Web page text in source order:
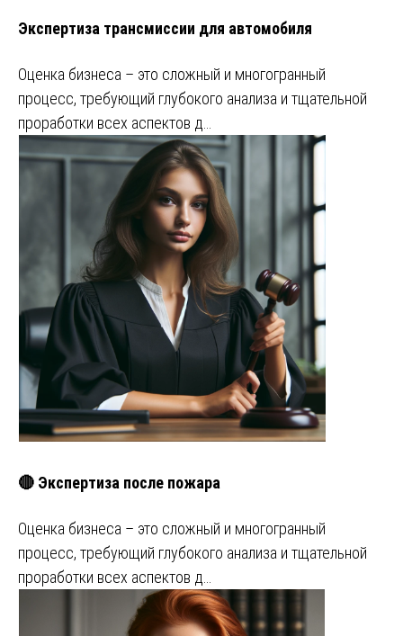
Экспертиза трансмиссии для автомобиля
Оценка бизнеса – это сложный и многогранный
процесс, требующий глубокого анализа и тщательной
проработки всех аспектов д…
🔴 Экспертиза после пожара
Оценка бизнеса – это сложный и многогранный
процесс, требующий глубокого анализа и тщательной
проработки всех аспектов д…